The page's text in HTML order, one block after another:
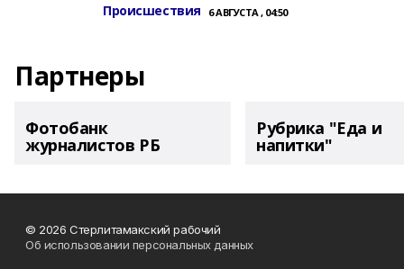
Происшествия 6 АВГУСТА , 04:50
Партнеры
Фотобанк
журналистов РБ
Рубрика "Еда и
напитки"
© 2026 Стерлитамакский рабочий
Об использовании персональных данных